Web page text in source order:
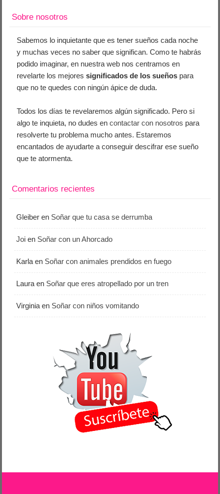
Sobre nosotros
Sabemos lo inquietante que es tener sueños cada noche
y muchas veces no saber que significan. Como te habrás
podido imaginar, en nuestra web nos centramos en
revelarte los mejoressignificados de los sueños para
que no te quedes con ningún ápice de duda.
Todos los días te revelaremos algún significado. Pero si
algo te inquieta, no dudes encontactar con nosotros para
resolverte tu problema mucho antes. Estaremos
encantados de ayudarte a conseguir descifrar ese sueño
que te atormenta.
Comentarios recientes
Gleiber en Soñar que tu casa se derrumba
Joi en Soñar con un Ahorcado
Karla en Soñar con animales prendidos en fuego
Laura en Soñar que eres atropellado por un tren
Virginia en Soñar con niños vomitando